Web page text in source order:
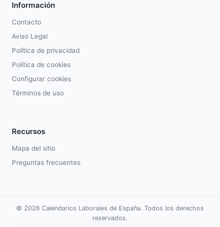
Información
Contacto
Aviso Legal
Política de privacidad
Política de cookies
Configurar cookies
Términos de uso
Recursos
Mapa del sitio
Preguntas frecuentes
© 2026 Calendarios Laborales de España. Todos los derechos
reservados.